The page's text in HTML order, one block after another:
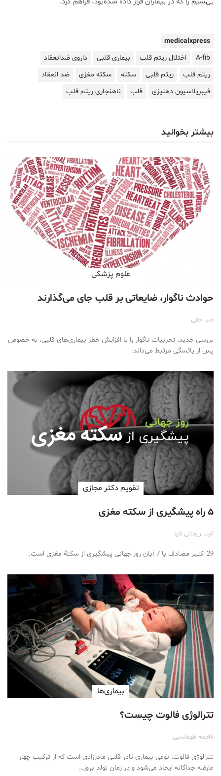
medicalxpress
A-fib
اختلال ریتم قلب بیماری قلبی
داروی ضدانعقاد
ریتم قلب
ریتم قلبی سکته سکته مغزی
ضد انعقاد
فیبریلاسیون دهلیزی
قلب ناهنجاری ریتم قلب
بیشتر بخوانید
علوم پزشكی
حوادث ناگوار، ضایعاتی بر قلب جای می‌گذارند
صبا حقی
بررسی جدید، تجربیات ناگوار را با افزایش خطر بیماری‌های قلبی، به خصوص
پس از یائسگی مرتبط می‌داند.
تقویم دکتر مجازی
۵ راه پیشگیری از سکته مغزی
آنیتا ریحانی فرد
29 اکتبر مصادف با 7 آبان روز جهانی پیشگیری از سکتۀ مغزی است.
بیماری‌ها
تترالوژی فالوت چيست؟
فاطمه طهماسبی
تترالوژی فالوت، نوعی بیماری نادر قلبی مادرزادی است که از ترکیب چهار
عارضه جداگانه ایجاد می‌شود و در زمان تولد بروز…